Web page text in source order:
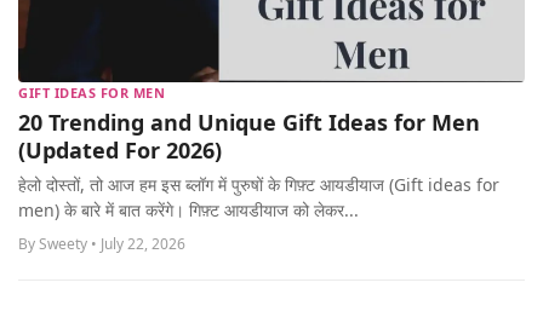
FASHION & STYLE
CONTACT NAME IDEAS
MORE
GIFT IDEAS FOR MEN
20 Trending and Unique Gift Ideas for Men
(Updated For 2026)
हेलो दोस्तों, तो आज हम इस ब्लॉग में पुरुषों के गिफ़्ट आयडीयाज (Gift ideas for
men) के बारे में बात करेंगे। गिफ़्ट आयडीयाज को लेकर...
By Sweety • July 22, 2026